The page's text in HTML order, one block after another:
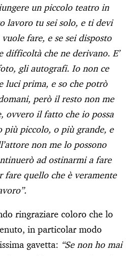
un piccolo teatro in
lavoro tu sei solo, e ti devi
fare, e se sei disposto
difficoltà che ne derivano. E’
gli autografi. Io non ce
luci prima, e so che potrò
però il resto non me
ovvero il fatto che io possa
più piccolo, o più grande, e
non me lo possono
ad ostinarmi a fare
quello che è veramente
ringraziare coloro che lo
in particolar modo
gavetta: “Se non ho mai